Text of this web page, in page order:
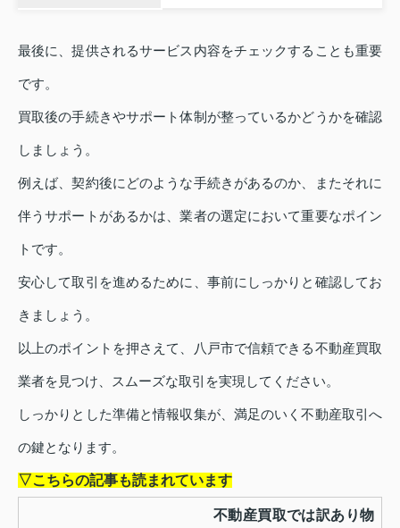
最後に、提供されるサービス内容をチェックすることも重要
です。
買取後の手続きやサポート体制が整っているかどうかを確認
しましょう。
例えば、契約後にどのような手続きがあるのか、またそれに
伴うサポートがあるかは、業者の選定において重要なポイン
トです。
安心して取引を進めるために、事前にしっかりと確認してお
きましょう。
以上のポイントを押さえて、八戸市で信頼できる不動産買取
業者を見つけ、スムーズな取引を実現してください。
しっかりとした準備と情報収集が、満足のいく不動産取引へ
の鍵となります。
▽こちらの記事も読まれています
不動産買取では訳あり物